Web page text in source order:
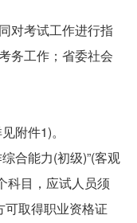
对考试工作进行指
务工作；省委社会
附件1)。
合能力(初级)”(客观
科目，应试人员须
取得职业资格证